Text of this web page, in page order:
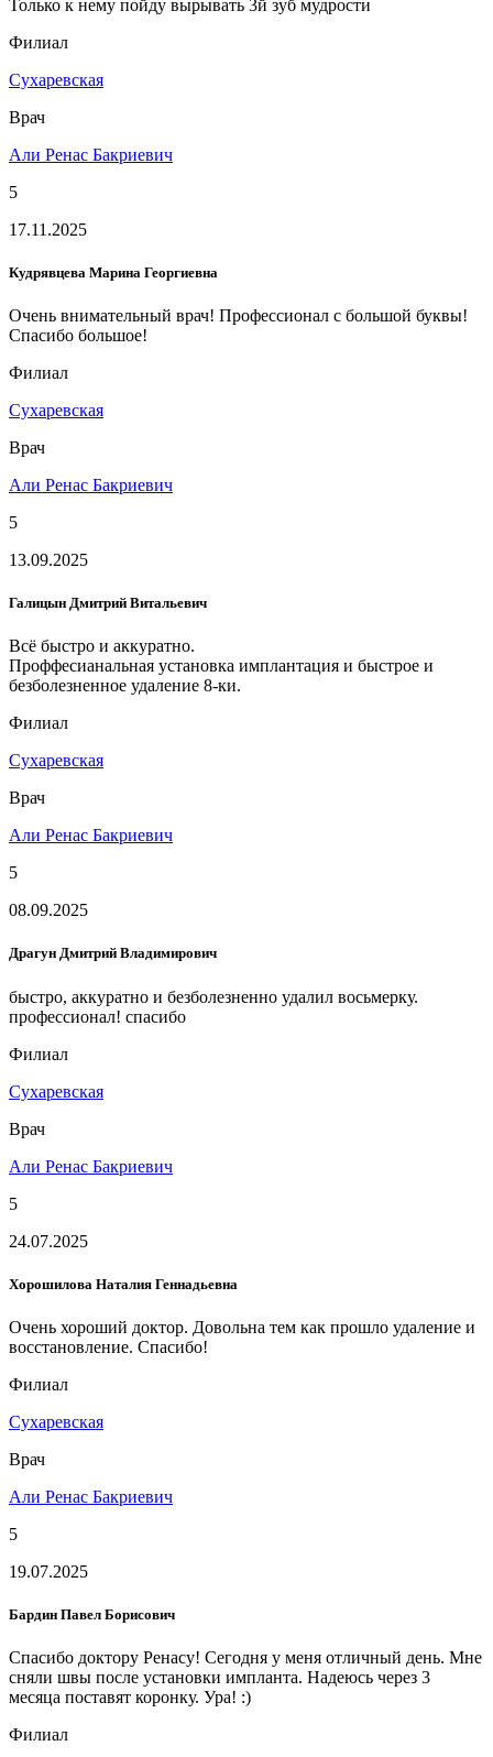
Только к нему пойду вырывать 3й зуб мудрости
Филиал
Сухаревская
Врач
Али Ренас Бакриевич
5
17.11.2025
Кудрявцева Марина Георгиевна
Очень внимательный врач! Профессионал с большой буквы!
Спасибо большое!
Филиал
Сухаревская
Врач
Али Ренас Бакриевич
5
13.09.2025
Галицын Дмитрий Витальевич
Всё быстро и аккуратно.
Проффесианальная установка имплантация и быстрое и
безболезненное удаление 8-ки.
Филиал
Сухаревская
Врач
Али Ренас Бакриевич
5
08.09.2025
Драгун Дмитрий Владимирович
быстро, аккуратно и безболезненно удалил восьмерку.
профессионал! спасибо
Филиал
Сухаревская
Врач
Али Ренас Бакриевич
5
24.07.2025
Хорошилова Наталия Геннадьевна
Очень хороший доктор. Довольна тем как прошло удаление и
восстановление. Спасибо!
Филиал
Сухаревская
Врач
Али Ренас Бакриевич
5
19.07.2025
Бардин Павел Борисович
Спасибо доктору Ренасу! Сегодня у меня отличный день. Мне
сняли швы после установки импланта. Надеюсь через 3
месяца поставят коронку. Ура! :)
Филиал